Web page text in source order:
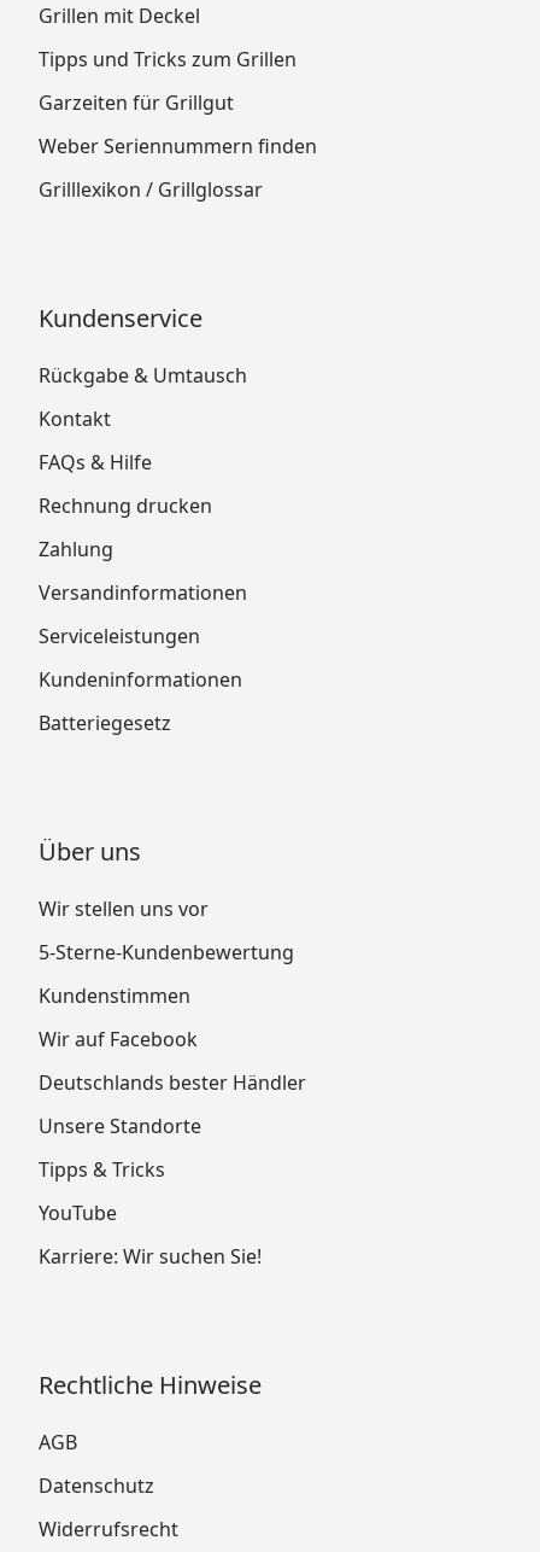
Grillen mit Deckel
Tipps und Tricks zum Grillen
Garzeiten für Grillgut
Weber Seriennummern finden
Grilllexikon / Grillglossar
Kundenservice
Rückgabe & Umtausch
Kontakt
FAQs & Hilfe
Rechnung drucken
Zahlung
Versandinformationen
Serviceleistungen
Kundeninformationen
Batteriegesetz
Über uns
Wir stellen uns vor
5-Sterne-Kundenbewertung
Kundenstimmen
Wir auf Facebook
Deutschlands bester Händler
Unsere Standorte
Tipps & Tricks
YouTube
Karriere: Wir suchen Sie!
Rechtliche Hinweise
AGB
Datenschutz
Widerrufsrecht